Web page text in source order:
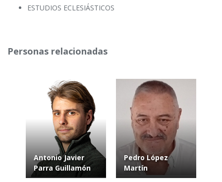
ESTUDIOS ECLESIÁSTICOS
Personas relacionadas
Antonio Javier
Parra Guillamón
Pedro López
Martín